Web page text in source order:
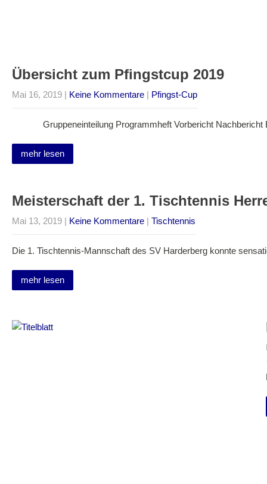
Übersicht zum Pfingstcup 2019
Mai 16, 2019 | Keine Kommentare | Pfingst-Cup
Gruppeneinteilung Programmheft Vorbericht Nachbericht
mehr lesen
Meisterschaft der 1. Tischtennis
Mai 13, 2019 | Keine Kommentare | Tischtennis
Die 1. Tischtennis-Mannschaft des SV Harderberg konnte
mehr lesen